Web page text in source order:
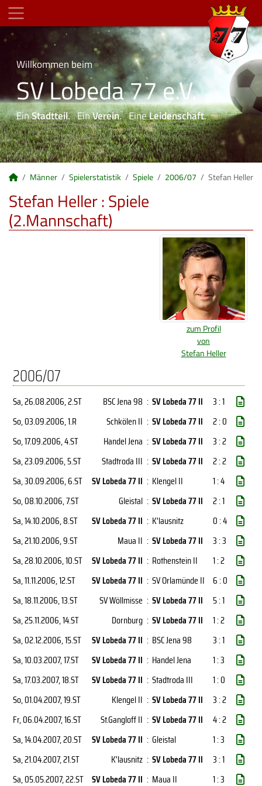
Willkommen beim
SV Lobeda 77 e.V.
EinStadtteil. EinVerein. EineLeidenschaft.
Männer Spielerstatistik Spiele 2006/07 Stefan Heller
Stefan Heller : Spiele
(2.Mannschaft)
zum Profil
von
Stefan Heller
2006/07
Sa, 26.08.2006, 2.ST BSC Jena 98 : SV Lobeda 77 II
3 : 1
So, 03.09.2006, 1.R Schkölen II : SV Lobeda 77 II
2 : 0
So, 17.09.2006, 4.ST Handel Jena : SV Lobeda 77 II
3 : 2
Sa, 23.09.2006, 5.ST Stadtroda III : SV Lobeda 77 II
2 : 2
Sa, 30.09.2006, 6.ST SV Lobeda 77 II : Klengel II
1 : 4
So, 08.10.2006, 7.ST Gleistal : SV Lobeda 77 II
2 : 1
Sa, 14.10.2006, 8.ST SV Lobeda 77 II : K'lausnitz
0 : 4
Sa, 21.10.2006, 9.ST Maua II : SV Lobeda 77 II
3 : 3
Sa, 28.10.2006, 10.ST SV Lobeda 77 II : Rothenstein II
1 : 2
Sa, 11.11.2006, 12.ST SV Lobeda 77 II : SV Orlamünde II 6 : 0
Sa, 18.11.2006, 13.ST SV Wöllmisse : SV Lobeda 77 II
5 : 1
Sa, 25.11.2006, 14.ST Dornburg : SV Lobeda 77 II
1 : 2
Sa, 02.12.2006, 15.ST SV Lobeda 77 II : BSC Jena 98
3 : 1
Sa, 10.03.2007, 17.ST SV Lobeda 77 II : Handel Jena
1 : 3
Sa, 17.03.2007, 18.ST SV Lobeda 77 II : Stadtroda III
1 : 0
So, 01.04.2007, 19.ST Klengel II : SV Lobeda 77 II
3 : 2
Fr, 06.04.2007, 16.ST St.Gangloff II : SV Lobeda 77 II
4 : 2
Sa, 14.04.2007, 20.ST SV Lobeda 77 II : Gleistal
1 : 3
Sa, 21.04.2007, 21.ST K'lausnitz : SV Lobeda 77 II
3 : 1
Sa, 05.05.2007, 22.ST SV Lobeda 77 II : Maua II 1 : 3